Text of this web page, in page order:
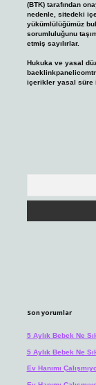
(BTK) tarafından
nedenle, sitedeki
yükümlülüğümüz
sorumluluğunu
etmiş sayılırlar.
Hukuka ve yasal
içerikler yasal süre
Son yorumlar
5 Aylık Bebek Ne
5 Aylık Bebek Ne
Ev Hanımı